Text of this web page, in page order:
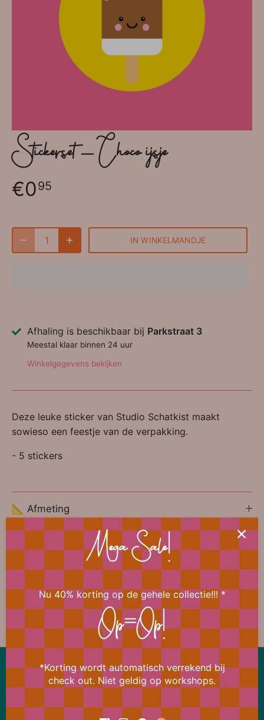
Stickerset - Choco ijsje
€095
IN WINKELMANDJE
Afhaling is beschikbaar bij Parkstraat 3
Meestal klaar binnen 24 uur
Winkelgegevens bekijken
Deze leuke sticker van Studio Schatkist maakt
sowieso een feestje van de verpakking.
- 5 stickers
📐 Afmeting
Lekker snel terug naar boven
Mega Sale!
Nu 40% korting op de gehele collectie!!! *
Op=Op!
*Korting wordt automatisch verrekend bij
check out. Niet geldig op workshops.